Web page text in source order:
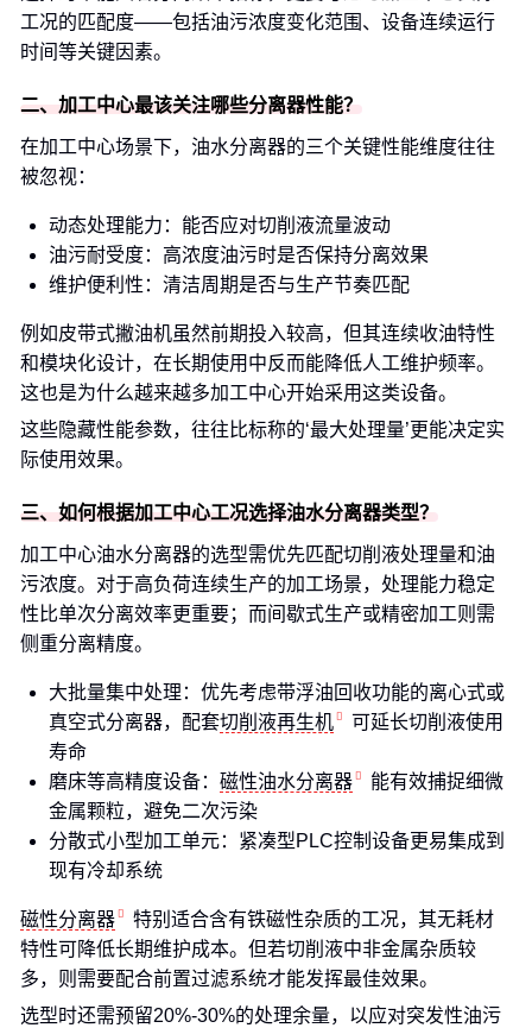
工况的匹配度——包括油污浓度变化范围、设备连续运行
时间等关键因素。
二、加工中心最该关注哪些分离器性能？
在加工中心场景下，油水分离器的三个关键性能维度往往
被忽视：
动态处理能力：能否应对切削液流量波动
油污耐受度：高浓度油污时是否保持分离效果
维护便利性：清洁周期是否与生产节奏匹配
例如皮带式撇油机虽然前期投入较高，但其连续收油特性
和模块化设计，在长期使用中反而能降低人工维护频率。
这也是为什么越来越多加工中心开始采用这类设备。
这些隐藏性能参数，往往比标称的‘最大处理量’更能决定实
际使用效果。
三、如何根据加工中心工况选择油水分离器类型？
加工中心油水分离器的选型需优先匹配切削液处理量和油
污浓度。对于高负荷连续生产的加工场景，处理能力稳定
性比单次分离效率更重要；而间歇式生产或精密加工则需
侧重分离精度。
大批量集中处理：优先考虑带浮油回收功能的离心式或
真空式分离器，配套切削液再生机
可延长切削液使用
寿命
磨床等高精度设备： 磁性油水分离器
能有效捕捉细微
金属颗粒，避免二次污染
分散式小型加工单元：紧凑型PLC控制设备更易集成到
现有冷却系统
磁性分离器
特别适合含有铁磁性杂质的工况，其无耗材
特性可降低长期维护成本。但若切削液中非金属杂质较
多，则需要配合前置过滤系统才能发挥最佳效果。
选型时还需预留20%-30%的处理余量，以应对突发性油污